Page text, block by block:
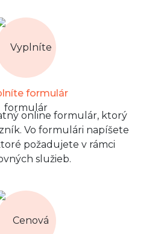
formulár
online formulár, ktorý
Vo formulári napíšete
požadujete v rámci
služieb.